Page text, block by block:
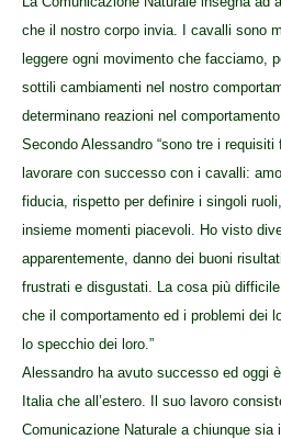
che il nostro corpo invia. I cavalli sono
leggere ogni movimento che facciamo,
sottili cambiamenti nel nostro
determinano reazioni nel
Secondo Alessandro “sono tre i
lavorare con successo con i cavalli:
fiducia, rispetto per definire i singoli
insieme momenti piacevoli. Ho visto
apparentemente, danno dei buoni
frustrati e disgustati. La cosa più
che il comportamento ed i problemi dei
lo specchio dei loro.”
Alessandro ha avuto successo ed oggi
Italia che all’estero. Il suo lavoro
Comunicazione Naturale a chiunque sia